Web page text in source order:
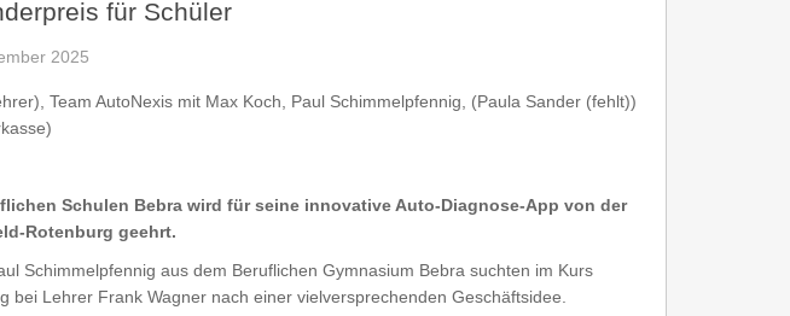
für Schüler
2025
Team AutoNexis mit Max Koch, Paul Schimmelpfennig, (Paula Sander (fehlt))
Schulen Bebra wird für seine innovative Auto-Diagnose-App von der
Rotenburg geehrt.
Schimmelpfennig aus dem Beruflichen Gymnasium Bebra suchten im Kurs
bei Lehrer Frank Wagner nach einer vielversprechenden Geschäftsidee.